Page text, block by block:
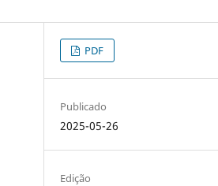
PDF
Publicado
2025-05-26
Edição